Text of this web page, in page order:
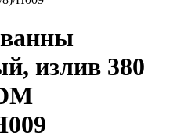
ванны
излив 380